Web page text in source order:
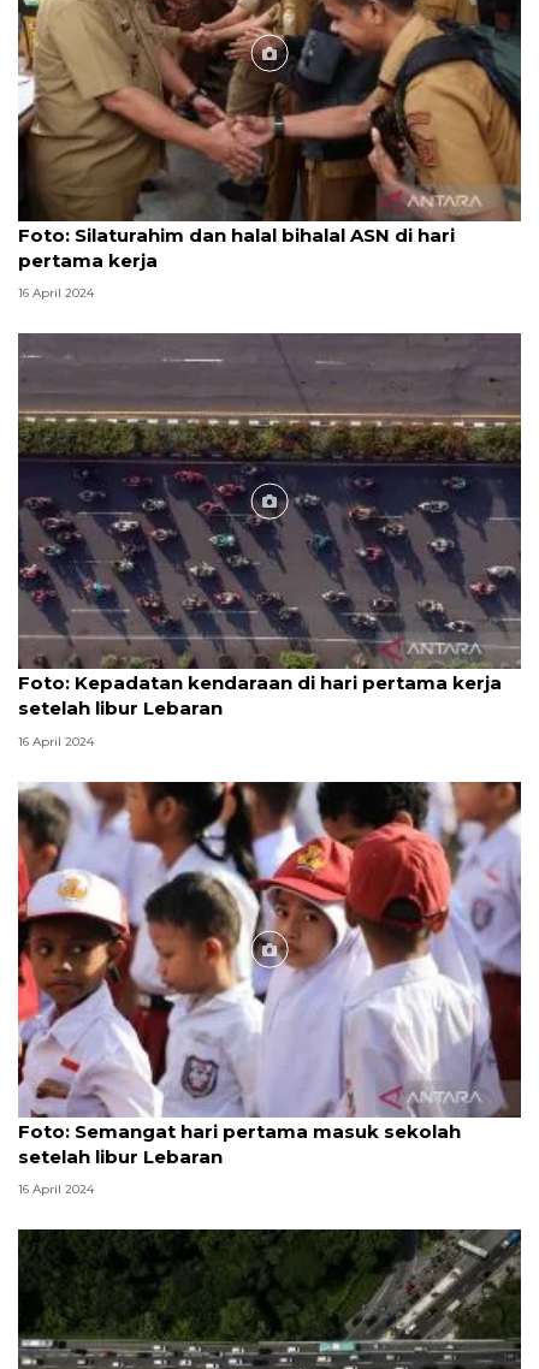
Foto: Silaturahim dan halal bihalal ASN di hari
pertama kerja
16 April 2024
Foto
Foto: Kepadatan kendaraan di hari pertama kerja
setelah libur Lebaran
16 April 2024
Foto
Foto: Semangat hari pertama masuk sekolah
setelah libur Lebaran
16 April 2024